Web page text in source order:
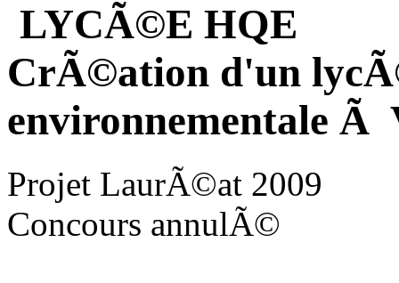
LYCÃ©E HQE
CrÃ©ation d'un
environnementale Ã
Projet LaurÃ©at 2009
Concours annulÃ©